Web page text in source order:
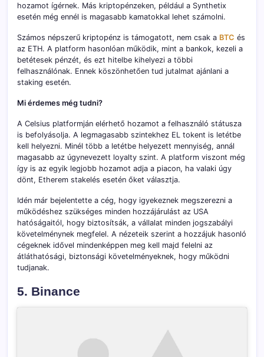
hozamot ígérnek. Más kriptopénzeken, például a Synthetix
esetén még ennél is magasabb kamatokkal lehet számolni.
Számos népszerű kriptopénz is támogatott, nem csak a BTC és
az ETH. A platform hasonlóan működik, mint a bankok, kezeli a
betétesek pénzét, és ezt hitelbe kihelyezi a többi
felhasználónak. Ennek köszönhetően tud jutalmat ajánlani a
staking esetén.
Mi érdemes még tudni?
A Celsius platformján elérhető hozamot a felhasználó státusza
is befolyásolja. A legmagasabb szintekhez EL tokent is letétbe
kell helyezni. Minél több a letétbe helyezett mennyiség, annál
magasabb az úgynevezett loyalty szint. A platform viszont még
így is az egyik legjobb hozamot adja a piacon, ha valaki úgy
dönt, Etherem stakelés esetén őket választja.
Idén már bejelentette a cég, hogy igyekeznek megszerezni a
működéshez szükséges minden hozzájárulást az USA
hatóságaitól, hogy biztosítsák, a vállalat minden jogszabályi
követelménynek megfelel. A nézeteik szerint a hozzájuk hasonló
cégeknek idővel mindenképpen meg kell majd felelni az
átláthatósági, biztonsági követelményeknek, hogy működni
tudjanak.
5. Binance